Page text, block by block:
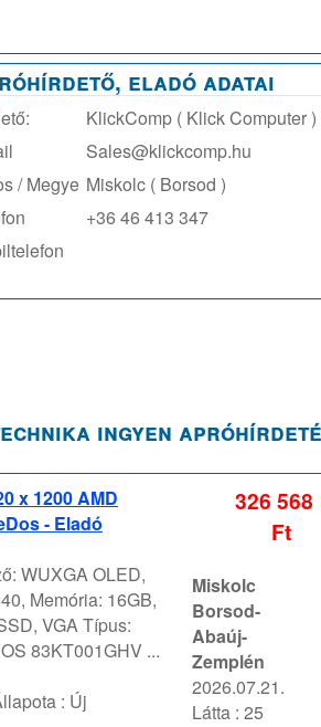
eladó adatai
KlickComp ( Klick Computer )
Sales@klickcomp.hu
/ Megye Miskolc ( Borsod )
+36 46 413 347
ingyen
x 1200 AMD
- Eladó
WUXGA OLED,
Memória: 16GB,
VGA Típus:
83KT001GHV ...
: Új
326 568
Ft
Miskolc
Borsod-
Abaúj-
Zemplén
2026.07.21.
Látta : 25